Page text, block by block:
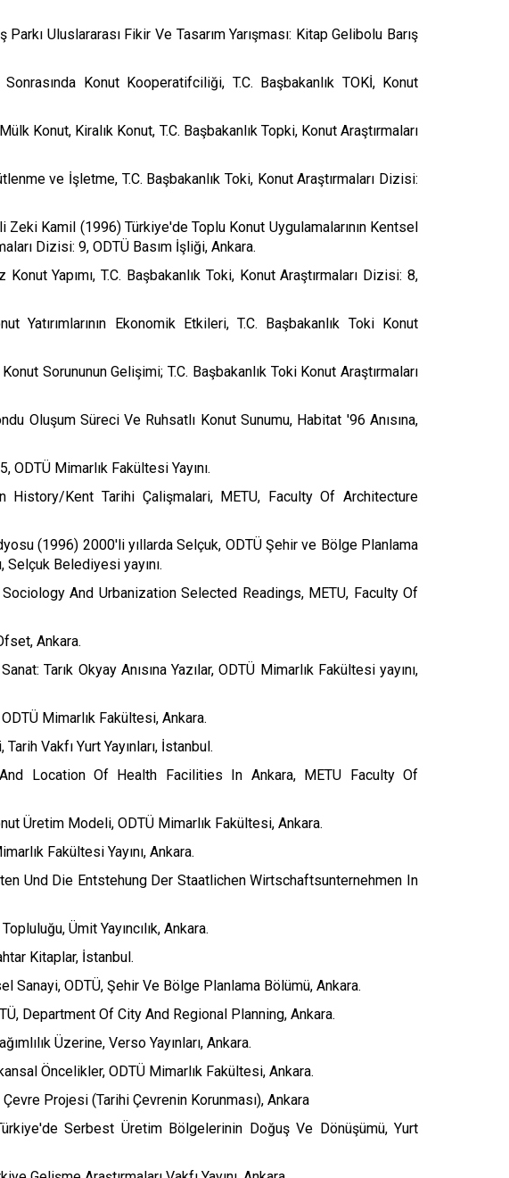
Uluslararası Fikir Ve Tasarım Yarışması: Kitap Gelibolu Barış
Konut Kooperatifciliği, T.C. Başbakanlık TOKİ, Konut
Konut, Kiralık Konut, T.C. Başbakanlık Topki, Konut Araştırmaları
ve İşletme, T.C. Başbakanlık Toki, Konut Araştırmaları Dizisi:
Zeki Kamil (1996) Türkiye'de Toplu Konut Uygulamalarının Kentsel
Dizisi: 9, ODTÜ Basım İşliği, Ankara.
Yapımı, T.C. Başbakanlık Toki, Konut Araştırmaları Dizisi: 8,
Ekonomik Etkileri, T.C. Başbakanlık Toki Konut
Sorununun Gelişimi; T.C. Başbakanlık Toki Konut Araştırmaları
Oluşum Süreci Ve Ruhsatlı Konut Sunumu, Habitat '96 Anısına,
ODTÜ Mimarlık Fakültesi Yayını.
Kent Tarihi Çalişmalari, METU, Faculty Of Architecture
(1996) 2000'li yıllarda Selçuk, ODTÜ Şehir ve Bölge Planlama
Selçuk Belediyesi yayını.
And Urbanization Selected Readings, METU, Faculty Of
Ankara.
Tarık Okyay Anısına Yazılar, ODTÜ Mimarlık Fakültesi yayını,
Mimarlık Fakültesi, Ankara.
Vakfı Yurt Yayınları, İstanbul.
Location Of Health Facilities In Ankara, METU Faculty Of
Üretim Modeli, ODTÜ Mimarlık Fakültesi, Ankara.
Fakültesi Yayını, Ankara.
Und Die Entstehung Der Staatlichen Wirtschaftsunternehmen In
Ümit Yayıncılık, Ankara.
Kitaplar, İstanbul.
ODTÜ, Şehir Ve Bölge Planlama Bölümü, Ankara.
Department Of City And Regional Planning, Ankara.
Üzerine, Verso Yayınları, Ankara.
Öncelikler, ODTÜ Mimarlık Fakültesi, Ankara.
Projesi (Tarihi Çevrenin Korunması), Ankara
Serbest Üretim Bölgelerinin Doğuş Ve Dönüşümü, Yurt